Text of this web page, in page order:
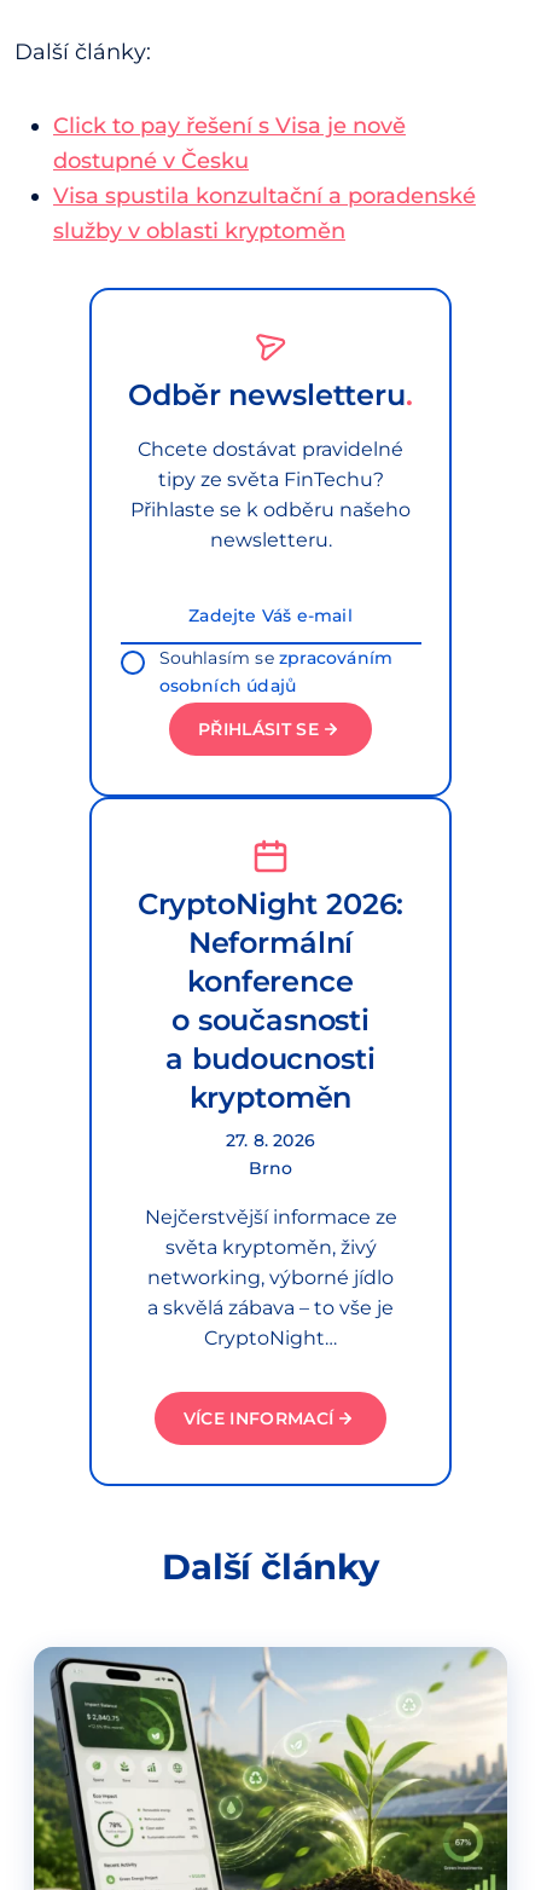
Další články:
Click to pay řešení s Visa je nově
dostupné v Česku
Visa spustila konzultační a poradenské
služby v oblasti kryptoměn
Odběr newsletteru
Chcete dostávat pravidelné
tipy ze světa FinTechu?
Přihlaste se k odběru našeho
newsletteru.
Souhlasím sezpracováním
osobních údajů
PŘIHLÁSIT SE
CryptoNight 2026:
Neformální
konference
o současnosti
a budoucnosti
kryptoměn
27. 8. 2026
Brno
Nejčerstvější informace ze
světa kryptoměn, živý
networking, výborné jídlo
a skvělá zábava – to vše je
CryptoNight…
VÍCE INFORMACÍ
Další články